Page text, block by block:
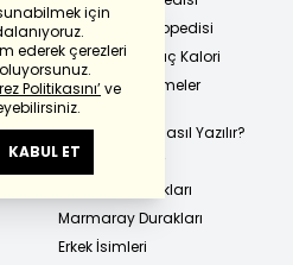
için
ederek çerezleri
Politikasını’ve
KABUL ET
TÜBİTAK Ansiklopedisi
Hangi Besin Kaç Kalori
Eş Anlamlı Kelimeler
Sözlüğü
Hangi Kelime Nasıl Yazılır?
En Güzel Sözler
Metrobüs Durakları
Marmaray Durakları
Erkek İsimleri
kullanılmıştır.
haberturk.com